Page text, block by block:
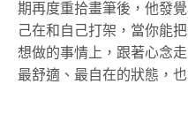
期再度重拾畫筆後，他發
己在和自己打架，當你能
想做的事情上，跟著心念
最舒適、最自在的狀態，